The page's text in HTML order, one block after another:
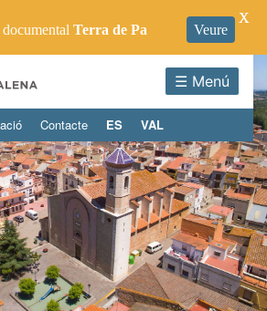
☰ Menú
Contacte ES VAL
Terra de Pa Veure
X